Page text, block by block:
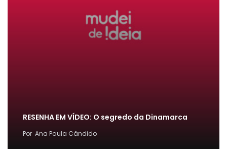
RESENHA EM VÍDEO: O segredo da Dinamarca
Por Ana Paula Cândido